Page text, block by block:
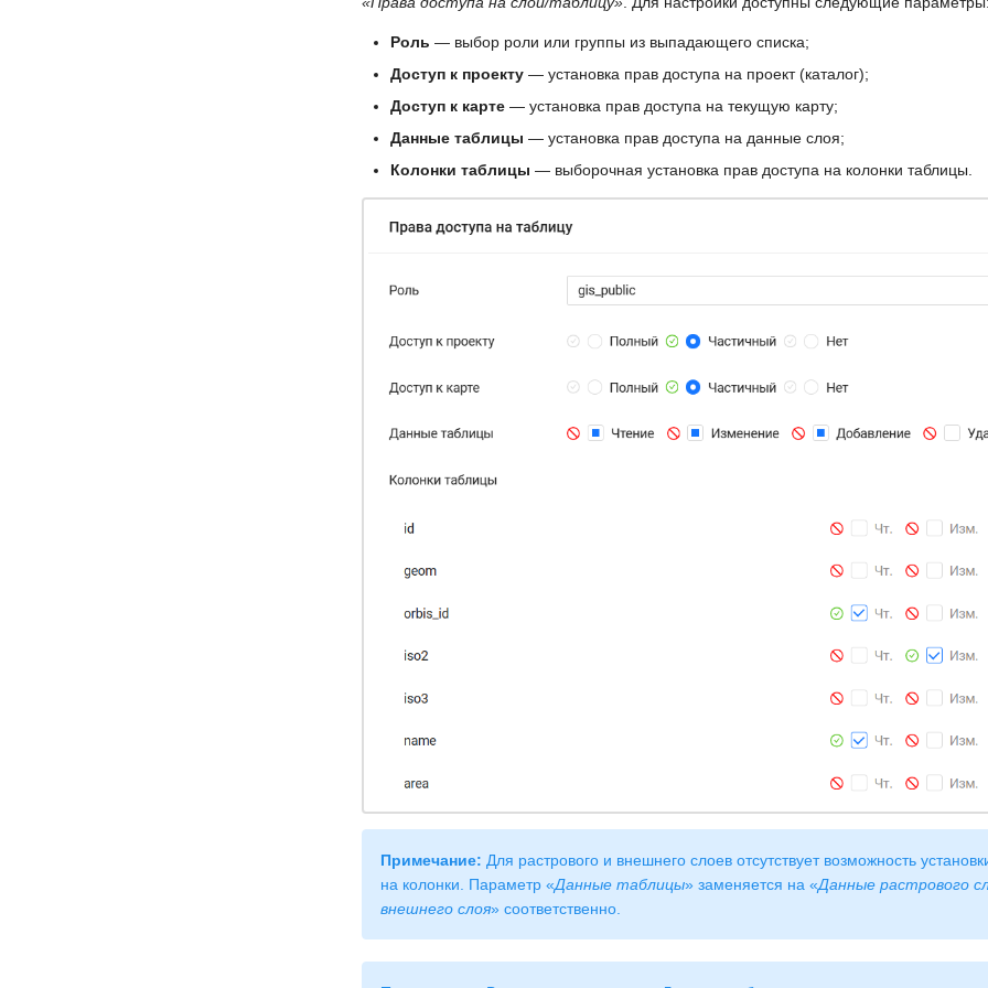
Роль — выбор роли или группы из выпадающего списка;
Доступ к проекту — установка прав доступа на проект (каталог);
Доступ к карте — установка прав доступа на текущую карту;
Данные таблицы — установка прав доступа на данные слоя;
Колонки таблицы — выборочная установка прав доступа на колонки таблицы.
Примечание: Для растрового и внешнего слоев отсутствует возможность
на колонки. Параметр «Данные таблицы» заменяется на «Данные растрового
внешнего слоя» соответственно.